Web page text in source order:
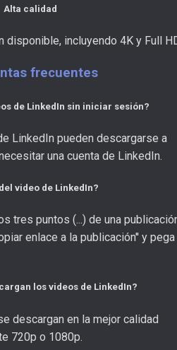
Alta calidad
disponible, incluyendo 4K y Full
frecuentes
de LinkedIn sin iniciar sesión?
LinkedIn pueden descargarse a
una cuenta de LinkedIn.
video de LinkedIn?
tres puntos (...) de una
enlace a la publicación'' y pega
los videos de LinkedIn?
descargan en la mejor calidad
720p o 1080p.